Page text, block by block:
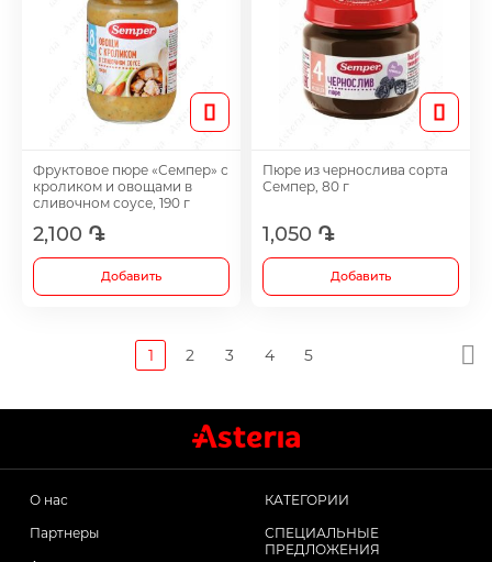
Фруктовое пюре «Семпер» с
кроликом и овощами в
сливочном соусе, 190 г
2,100 ֏
Добавить
Пюре из чернослива сорта
Семпер, 80 г
1,050 ֏
Добавить
1 2 3 4 5
КАТЕГОРИИ
СПЕЦИАЛЬНЫЕ
ПРЕДЛОЖЕНИЯ
О нас
Партнеры